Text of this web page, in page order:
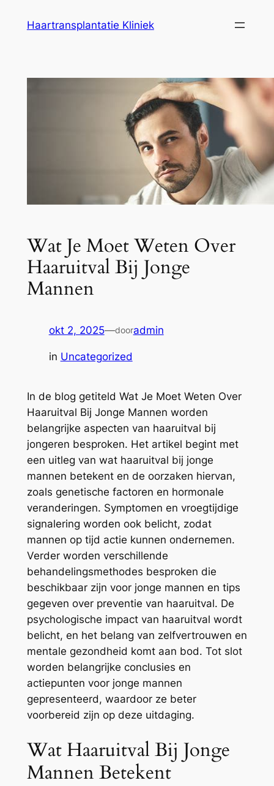
Haartransplantatie Kliniek
Wat Je Moet Weten Over
Haaruitval Bij Jonge
Mannen
okt 2, 2025—dooradmin
in Uncategorized
In de blog getiteld Wat Je Moet Weten Over
Haaruitval Bij Jonge Mannen worden
belangrijke aspecten van haaruitval bij
jongeren besproken. Het artikel begint met
een uitleg van wat haaruitval bij jonge
mannen betekent en de oorzaken hiervan,
zoals genetische factoren en hormonale
veranderingen. Symptomen en vroegtijdige
signalering worden ook belicht, zodat
mannen op tijd actie kunnen ondernemen.
Verder worden verschillende
behandelingsmethodes besproken die
beschikbaar zijn voor jonge mannen en tips
gegeven over preventie van haaruitval. De
psychologische impact van haaruitval wordt
belicht, en het belang van zelfvertrouwen en
mentale gezondheid komt aan bod. Tot slot
worden belangrijke conclusies en
actiepunten voor jonge mannen
gepresenteerd, waardoor ze beter
voorbereid zijn op deze uitdaging.
Wat Haaruitval Bij Jonge
Mannen Betekent